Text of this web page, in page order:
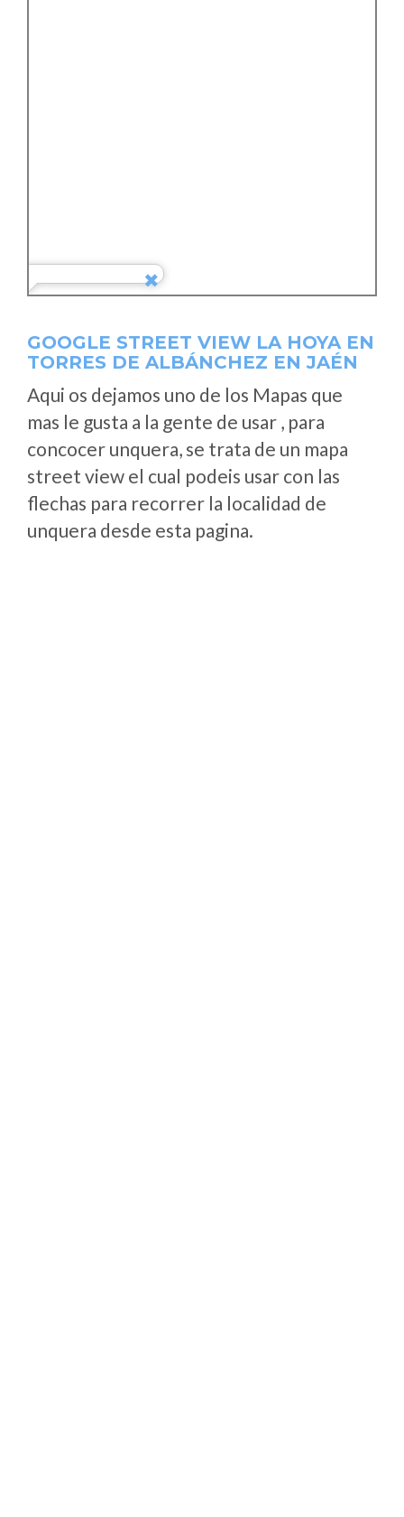
GOOGLE STREET VIEW LA HOYA EN
TORRES DE ALBÁNCHEZ EN JAÉN
Aqui os dejamos uno de los Mapas que
mas le gusta a la gente de usar , para
concocer unquera, se trata de un mapa
street view el cual podeis usar con las
flechas para recorrer la localidad de
unquera desde esta pagina.